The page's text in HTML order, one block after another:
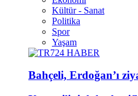
Kültür - Sanat
Politika
Spor
Yaşam
Bahçeli, Erdoğan’ı